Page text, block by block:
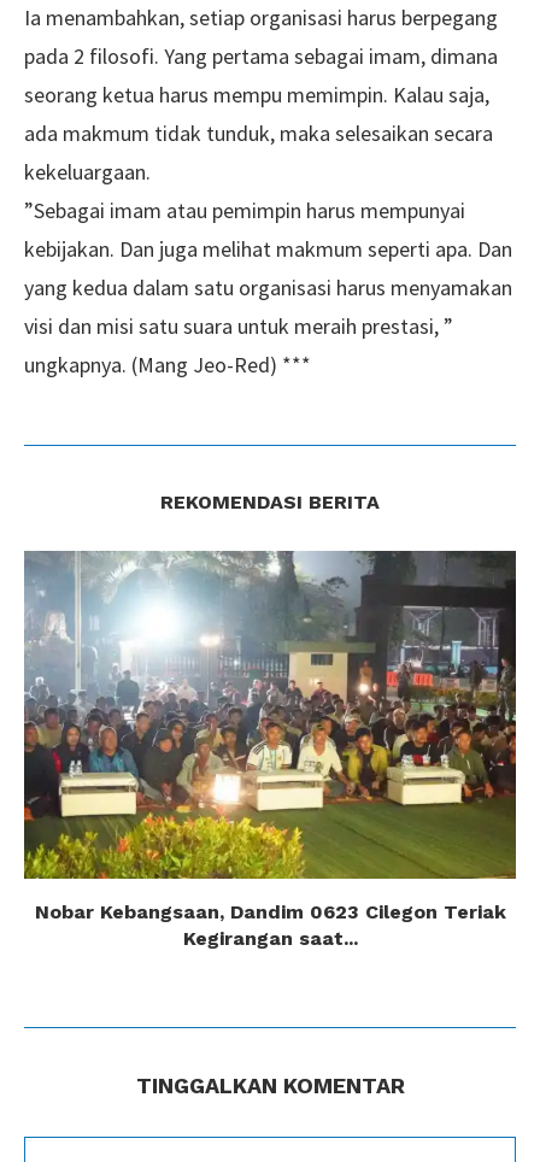
Ia menambahkan, setiap organisasi harus berpegang
pada 2 filosofi. Yang pertama sebagai imam, dimana
seorang ketua harus mempu memimpin. Kalau saja,
ada makmum tidak tunduk, maka selesaikan secara
kekeluargaan.
”Sebagai imam atau pemimpin harus mempunyai
kebijakan. Dan juga melihat makmum seperti apa. Dan
yang kedua dalam satu organisasi harus menyamakan
visi dan misi satu suara untuk meraih prestasi, ”
ungkapnya. (Mang Jeo-Red) ***
REKOMENDASI BERITA
Nobar Kebangsaan, Dandim 0623 Cilegon Teriak
Kegirangan saat...
TINGGALKAN KOMENTAR